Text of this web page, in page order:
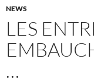
NEWS
LES
…